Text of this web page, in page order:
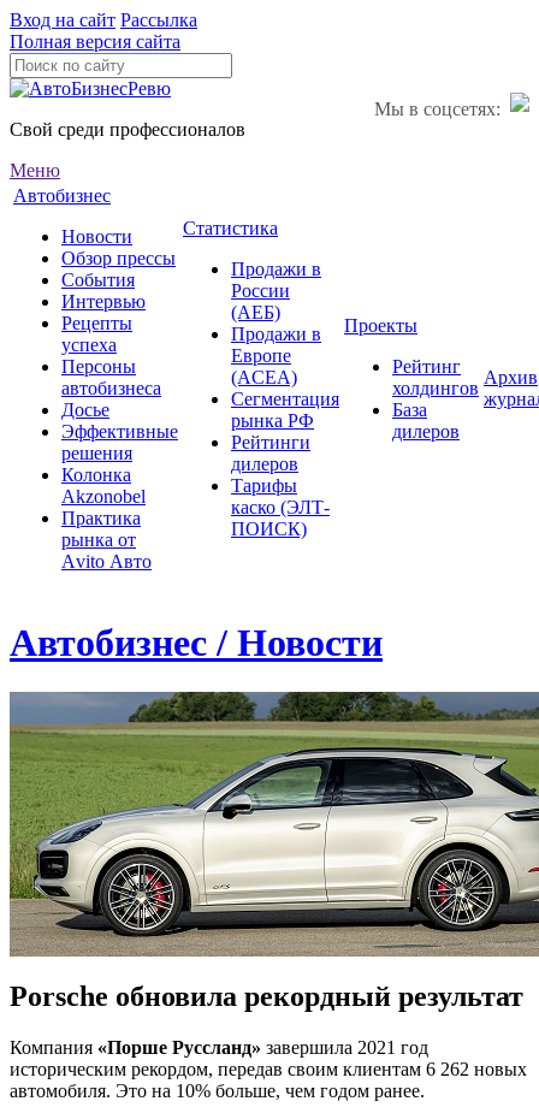
Вход на сайт Рассылка
Полная версия сайта
Мы в соцсетях:
Свой среди профессионалов
Меню
Автобизнес
Новости
Обзор прессы
События
Интервью
Рецепты
успеха
Персоны
автобизнеса
Досье
Эффективные
решения
Колонка
Akzonobel
Практика
рынка от
Аvito Авто
Статистика
Продажи в
России
(АЕБ)
Продажи в
Европе
(ACEA)
Сегментация
рынка РФ
Рейтинги
дилеров
Тарифы
каско (ЭЛТ-
ПОИСК)
Проекты
Рейтинг
холдингов
База
дилеров
Архив
Автобизнес / Новости
Porsche обновила рекордный результат
Компания «Порше Руссланд» завершила 2021 год
историческим рекордом, передав своим клиентам 6 262 новых
автомобиля. Это на 10% больше, чем годом ранее.